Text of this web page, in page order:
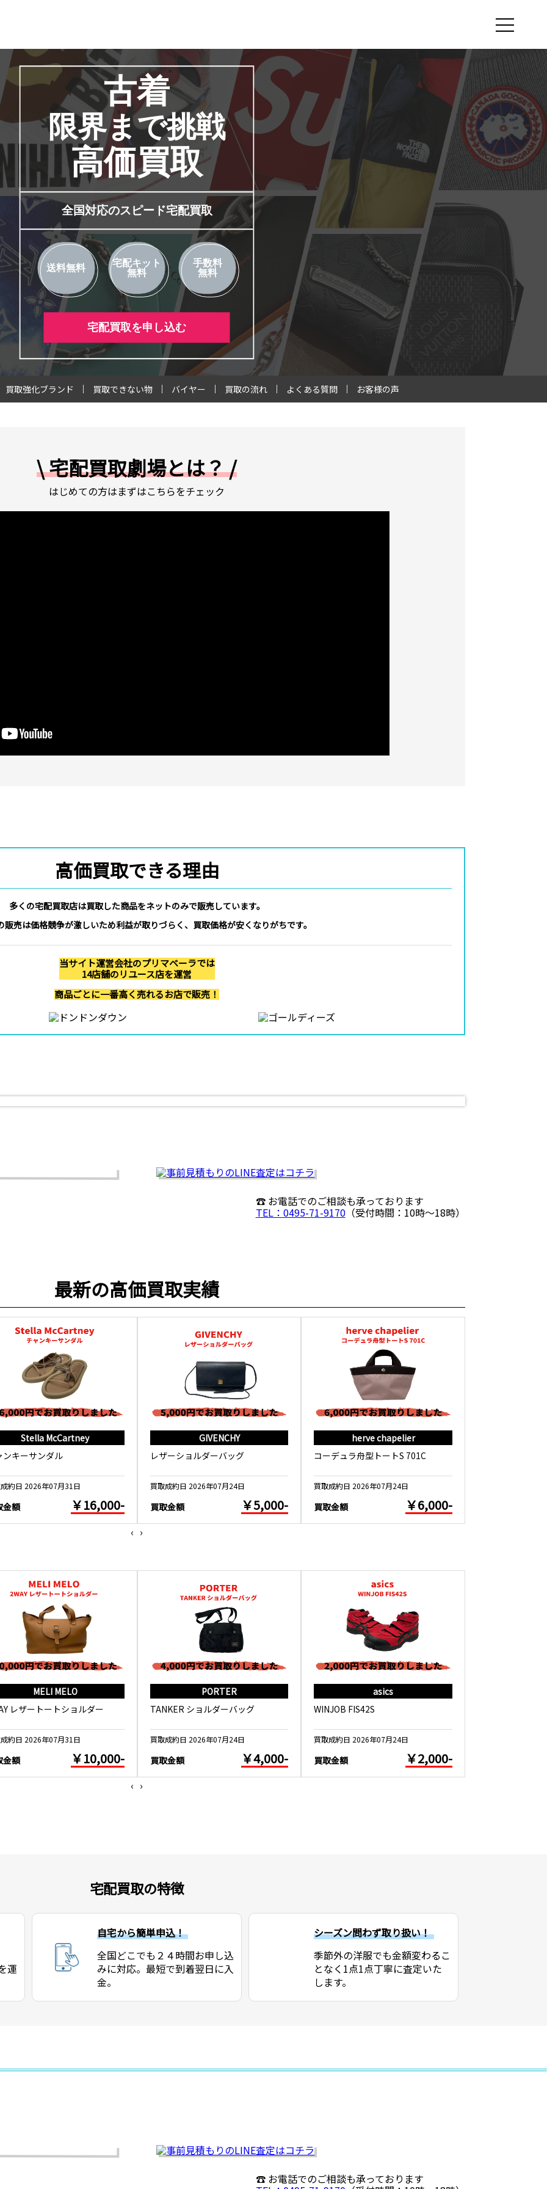
古着
限界まで挑戦
高価買取
全国対応のスピード宅配買取
送料無料
宅配キット
無料
手数料
無料
宅配買取を申し込む
買取強化ブランド 買取できない物 バイヤー 買取の流れ よくある質問 お客様の声
\ 宅配買取劇場とは？ /
はじめての方はまずはこちらをチェック
高価買取できる理由
多くの宅配買取店は買取した商品をネットのみで販売しています。
販売は価格競争が激しいため利益が取りづらく、買取価格が安くなりがちです。
当サイト運営会社のプリマベーラでは
14店舗のリユース店を運営
商品ごとに一番高く売れるお店で販売！
☎ お電話でのご相談も承っております
TEL：0495-71-9170（受付時間：10時〜18時）
最新の高価買取実績
Stella McCartney
ンキーサンダル
約日 2026年07月31日
金額 ￥16,000-
GIVENCHY
レザーショルダーバッグ
買取成約日 2026年07月24日
買取金額 ￥5,000-
herve chapelier
コーデュラ舟型トートS 701C
買取成約日 2026年07月24日
買取金額 ￥6,000-
‹ ›
MELI MELO
レザートートショルダー
約日 2026年07月31日
金額 ￥10,000-
PORTER
TANKER ショルダーバッグ
買取成約日 2026年07月24日
買取金額 ￥4,000-
asics
WINJOB FIS42S
買取成約日 2026年07月24日
買取金額 ￥2,000-
‹ ›
宅配買取の特徴
運
自宅から簡単申込！
全国どこでも２４時間お申し込
みに対応。最短で到着翌日に入
金。
シーズン問わず取り扱い！
季節外の洋服でも金額変わるこ
となく1点1点丁寧に査定いた
します。
☎ お電話でのご相談も承っております